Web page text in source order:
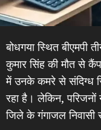
बोधगया स्थित
कुमार सिंह की मौत से
में उनके कमरे से संदिग्ध
रहा है। लेकिन,
जिले के गंगाजल निवासी